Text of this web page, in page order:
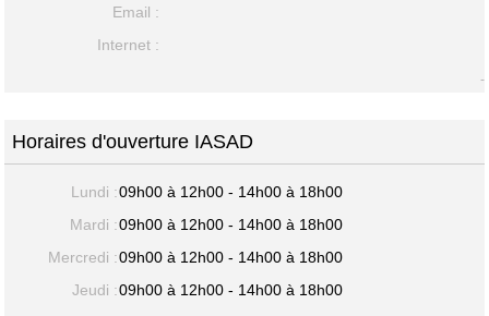
Email :
Internet :
-
Horaires d'ouverture IASAD
Lundi :09h00 à 12h00 - 14h00 à 18h00
Mardi :09h00 à 12h00 - 14h00 à 18h00
Mercredi :09h00 à 12h00 - 14h00 à 18h00
Jeudi :09h00 à 12h00 - 14h00 à 18h00